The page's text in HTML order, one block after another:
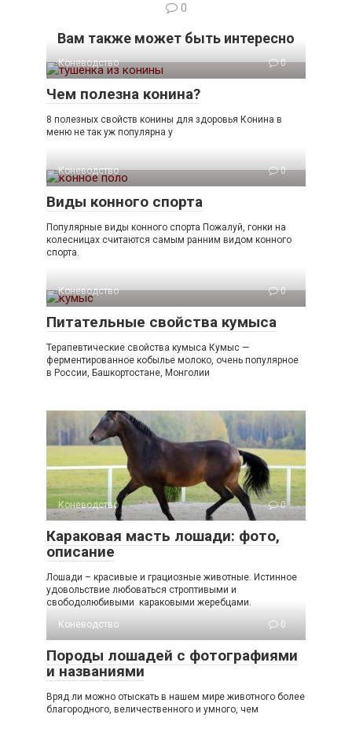
0
Вам также может быть интересно
Коневодство 0
Чем полезна конина?
8 полезных свойств конины для здоровья Конина в
меню не так уж популярна у
Коневодство 0
Виды конного спорта
Популярные виды конного спорта Пожалуй, гонки на
колесницах считаются самым ранним видом конного
спорта.
Коневодство 0
Питательные свойства кумыса
Терапевтические свойства кумыса Кумыс —
ферментированное кобылье молоко, очень популярное
в России, Башкортостане, Монголии
Коневодство 0
Караковая масть лошади: фото,
описание
Лошади – красивые и грациозные животные. Истинное
удовольствие любоваться строптивыми и
свободолюбивыми караковыми жеребцами.
Коневодство
0
Породы лошадей с фотографиями
и названиями
Вряд ли можно отыскать в нашем мире животного более
благородного, величественного и умного, чем